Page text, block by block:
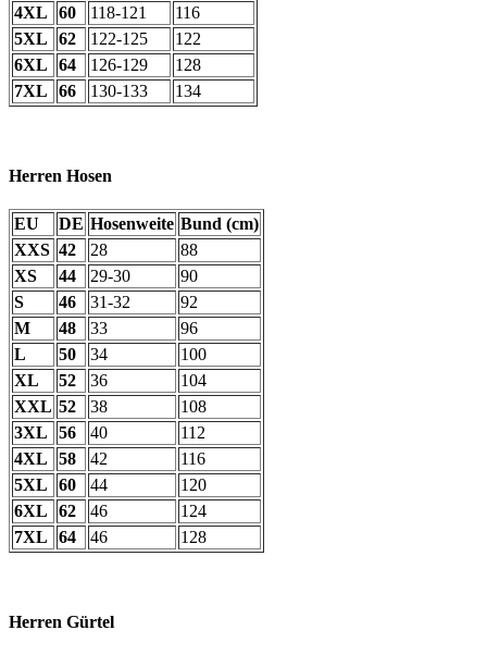
4XL 60 118-121
116
5XL
62 122-125
122
6XL
64 126-129
128
7XL
66 130-133 134
Herren Hosen
EU DE Hosenweite Bund (cm)
XXS 42 28
88
XS
44 29-30
90
S
46 31-32
92
M
48 33
96
L
50 34
100
XL
52 36
104
XXL 52 38
108
3XL
56 40
112
4XL
58 42
116
5XL
60 44
120
6XL
62 46
124
7XL
64 46 128
Herren Gürtel